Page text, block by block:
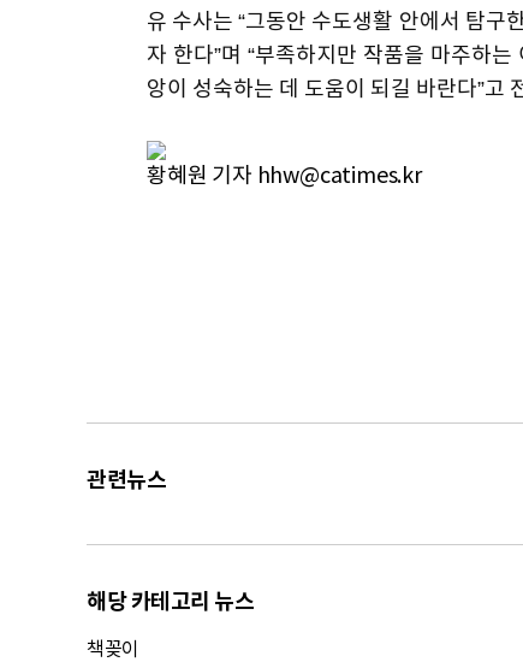
유 수사는 “그동안 수도생활 안에서 탐구
자 한다”며 “부족하지만 작품을 마주하
앙이 성숙하는 데 도움이 되길 바란다”고
황혜원 기자 hhw@catimes.kr
관련뉴스
해당 카테고리 뉴스
책꽂이